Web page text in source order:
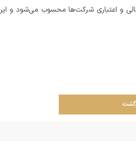
و اعتباری شرکت‌ها محسوب می‌شود و